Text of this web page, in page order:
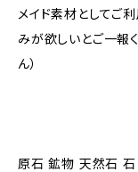
メイド素材としてご
みが欲しいとご一報
ん）
原石 鉱物 天然石 石